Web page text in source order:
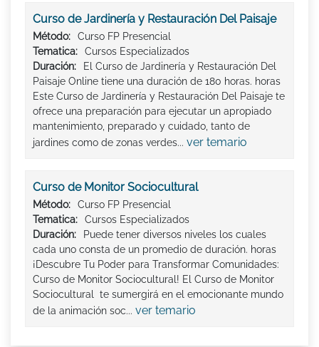
Curso de Jardinería y Restauración Del Paisaje
Método:
Curso FP Presencial
Tematica:
Cursos Especializados
Duración:
El Curso de Jardinería y Restauración Del
Paisaje Online tiene una duración de 180 horas. horas
Este Curso de Jardinería y Restauración Del Paisaje te
ofrece una preparación para ejecutar un apropiado
mantenimiento, preparado y cuidado, tanto de
jardines como de zonas verdes... ver temario
Curso de Monitor Sociocultural
Método:
Curso FP Presencial
Tematica:
Cursos Especializados
Duración:
Puede tener diversos niveles los cuales
cada uno consta de un promedio de duración. horas
¡Descubre Tu Poder para Transformar Comunidades:
Curso de Monitor Sociocultural! El Curso de Monitor
Sociocultural te sumergirá en el emocionante mundo
de la animación soc... ver temario